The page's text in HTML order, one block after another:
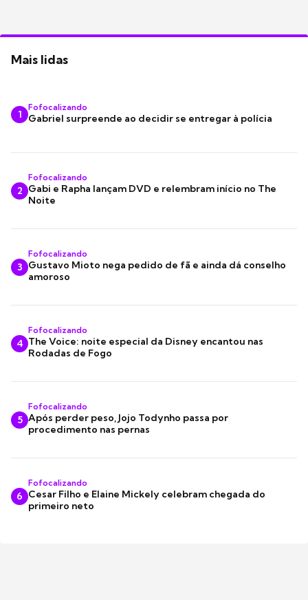
Mais lidas
1
Fofocalizando
Gabriel surpreende ao decidir se entregar à polícia
2
Fofocalizando
Gabi e Rapha lançam DVD e relembram início no The
Noite
3
Fofocalizando
Gustavo Mioto nega pedido de fã e ainda dá conselho
amoroso
4
Fofocalizando
The Voice: noite especial da Disney encantou nas
Rodadas de Fogo
5
Fofocalizando
Após perder peso, Jojo Todynho passa por
procedimento nas pernas
6
Fofocalizando
Cesar Filho e Elaine Mickely celebram chegada do
primeiro neto